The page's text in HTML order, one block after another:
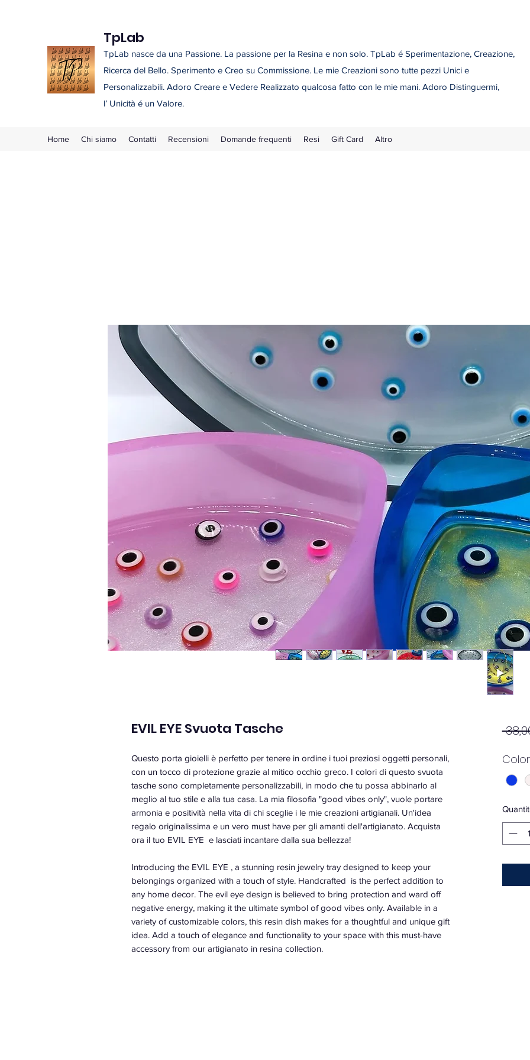
TpLab
TpLab nasce da una Passione. La passione per la Resina e non solo. TpLab é Sperimentazione, Creazione,
Ricerca del Bello. Sperimento e Creo su Commissione. Le mie Creazioni sono tutte pezzi Unici e
Personalizzabili. Adoro Creare e Vedere Realizzato qualcosa fatto con le mie mani. Adoro Distinguermi,
l’ Unicità é un Valore.
Home Chi siamo Contatti Recensioni Domande frequenti Resi Gift Card Altro
EVIL EYE Svuota Tasche
Questo porta gioielli è perfetto per tenere in ordine i tuoi preziosi oggetti personali,
con un tocco di protezione grazie al mitico occhio greco. I colori di questo svuota
tasche sono completamente personalizzabili, in modo che tu possa abbinarlo al
meglio al tuo stile e alla tua casa. La mia filosofia "good vibes only", vuole portare
armonia e positività nella vita di chi sceglie i le mie creazioni artigianali. Un'idea
regalo originalissima e un vero must have per gli amanti dell'artigianato. Acquista
ora il tuo EVIL EYE e lasciati incantare dalla sua bellezza!
Introducing the EVIL EYE , a stunning resin jewelry tray designed to keep your
belongings organized with a touch of style. Handcrafted is the perfect addition to
any home decor. The evil eye design is believed to bring protection and ward off
negative energy, making it the ultimate symbol of good vibes only. Available in a
variety of customizable colors, this resin dish makes for a thoughtful and unique gift
idea. Add a touch of elegance and functionality to your space with this must-have
accessory from our artigianato in resina collection.